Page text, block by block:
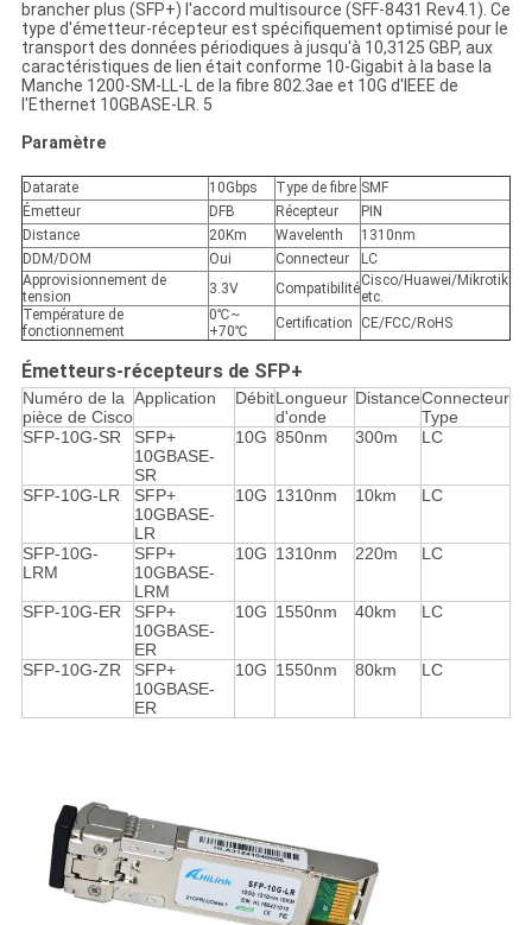
brancher plus (SFP+) l'accord multisource (SFF-8431 Rev4.1). Ce
type d'émetteur-récepteur est spécifiquement optimisé pour le
transport des données périodiques à jusqu'à 10,3125 GBP, aux
caractéristiques de lien était conforme 10-Gigabit à la base la
Manche 1200-SM-LL-L de la fibre 802.3ae et 10G d'IEEE de
l'Ethernet 10GBASE-LR. 5
Paramètre
Datarate 10Gbps Type de fibre SMF
Émetteur
DFB Récepteur
PIN
Distance
20Km Wavelenth
1310nm
DDM/DOM
Oui Connecteur
LC
Approvisionnement de
tension
3.3V CompatibilitéCisco/Huawei/Mikrotik
etc.
Température de
fonctionnement
0℃~
+70℃
Certification CE/FCC/RoHS
Émetteurs-récepteurs de SFP+
Numéro de la
pièce de Cisco
Application DébitLongueur
d'onde
DistanceConnecteur
Type
SFP-10G-SR
SFP+
10GBASE-
SR
10G 850nm 300m LC
SFP-10G-LR
SFP+
10GBASE-
LR
10G 1310nm 10km LC
SFP-10G-
LRM
SFP+
10GBASE-
LRM
10G 1310nm 220m LC
SFP-10G-ER
SFP+
10GBASE-
ER
10G 1550nm 40km LC
SFP-10G-ZR
SFP+
10GBASE-
ER
10G 1550nm 80km LC